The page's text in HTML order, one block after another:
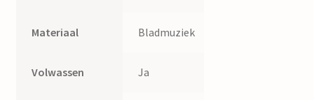
Materiaal Bladmuziek
Volwassen Ja